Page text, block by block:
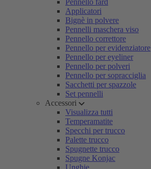
Pennello fard
Applicatori
Bignè in polvere
Pennelli maschera viso
Pennello correttore
Pennello per evidenziatore
Pennello per eyeliner
Pennello per polveri
Pennello per sopracciglia
Sacchetti per spazzole
Set pennelli
Accessori
Visualizza tutti
Temperamatite
Specchi per trucco
Palette trucco
Spugnette trucco
Spugne Konjac
Unghie